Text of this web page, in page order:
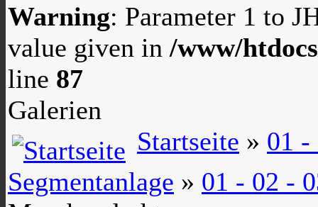
Warning: Parameter 1 to
value given in /www/
line 87
Galerien
Startseite » 01 -
Segmentanlage » 01 - 02 -